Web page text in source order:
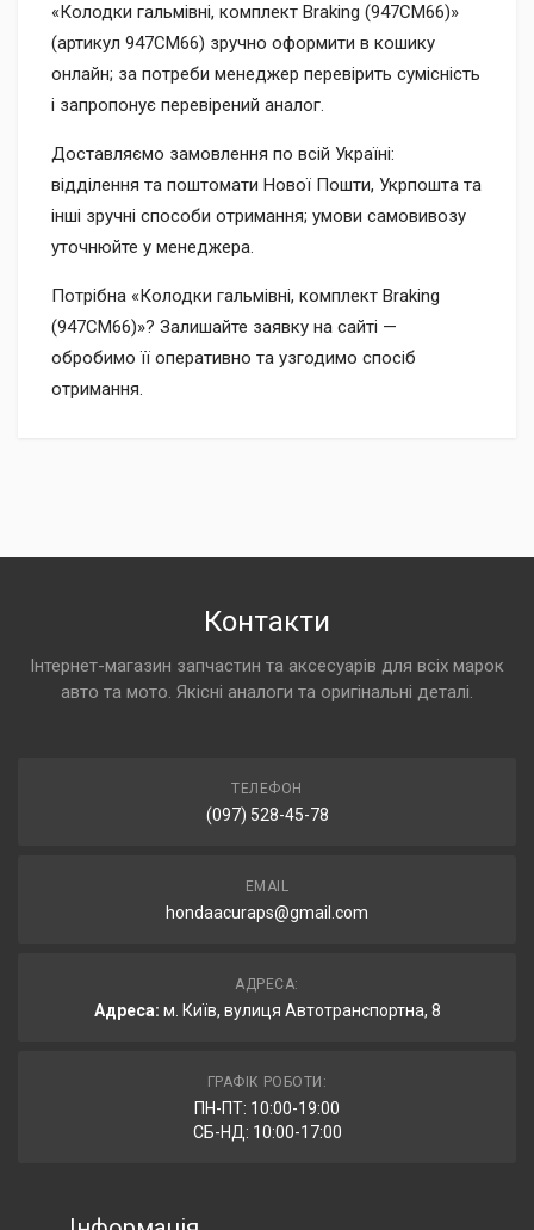
«Колодки гальмівні, комплект Braking (947CM66)»
(артикул 947CM66) зручно оформити в кошику
онлайн; за потреби менеджер перевірить сумісність
і запропонує перевірений аналог.
Доставляємо замовлення по всій Україні:
відділення та поштомати Нової Пошти, Укрпошта та
інші зручні способи отримання; умови самовивозу
уточнюйте у менеджера.
Потрібна «Колодки гальмівні, комплект Braking
(947CM66)»? Залишайте заявку на сайті —
обробимо її оперативно та узгодимо спосіб
отримання.
Контакти
Інтернет-магазин запчастин та аксесуарів для всіх марок
авто та мото. Якісні аналоги та оригінальні деталі.
ТЕЛЕФОН
(097) 528-45-78
EMAIL
hondaacuraps@gmail.com
АДРЕСА:
Адреса: м. Київ, вулиця Автотранспортна, 8
ГРАФІК РОБОТИ:
ПН-ПТ: 10:00-19:00
СБ-НД: 10:00-17:00